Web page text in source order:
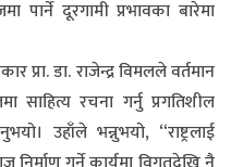
पार्ने दूरगामी प्रभावका बारेमा
प्रा. डा. राजेन्द्र विमलले वर्तमान
साहित्य रचना गर्नु प्रगतिशील
उहाँले भन्नुभयो, “राष्ट्रलाई